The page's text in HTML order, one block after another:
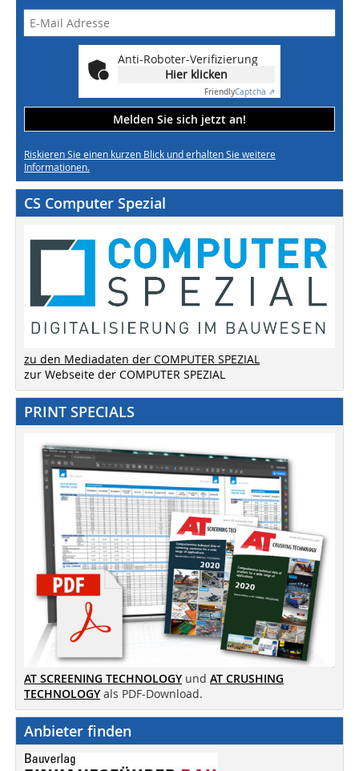
Anti-Roboter-Verifizierung
Hier klicken
FriendlyCaptcha ⇗
Melden Sie sich jetzt an!
Riskieren Sie einen kurzen Blick und erhalten Sie weitere
Informationen.
CS Computer Spezial
zu den Mediadaten der COMPUTER SPEZIAL
zur Webseite der COMPUTER SPEZIAL
PRINT SPECIALS
AT SCREENING TECHNOLOGY und AT CRUSHING
TECHNOLOGY als PDF-Download.
Anbieter finden